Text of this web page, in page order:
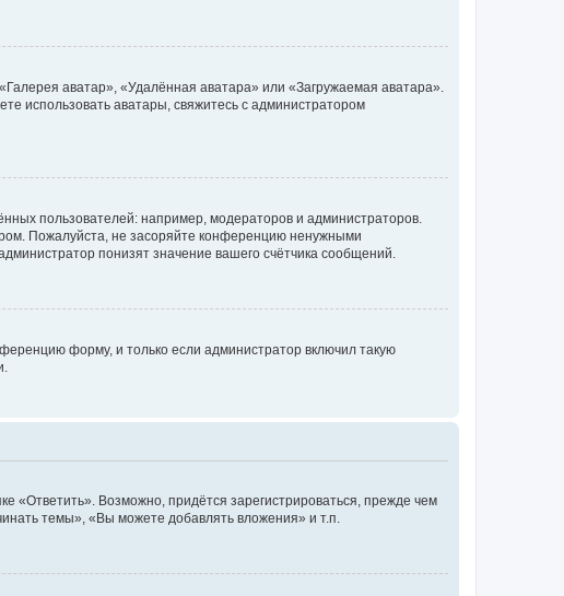
аватар», «Удалённая аватара» или «Загружаемая аватара».
использовать аватары, свяжитесь с администратором
пользователей: например, модераторов и администраторов.
Пожалуйста, не засоряйте конференцию ненужными
понизят значение вашего счётчика сообщений.
форму, и только если администратор включил такую
Возможно, придётся зарегистрироваться, прежде чем
темы», «Вы можете добавлять вложения» и т.п.